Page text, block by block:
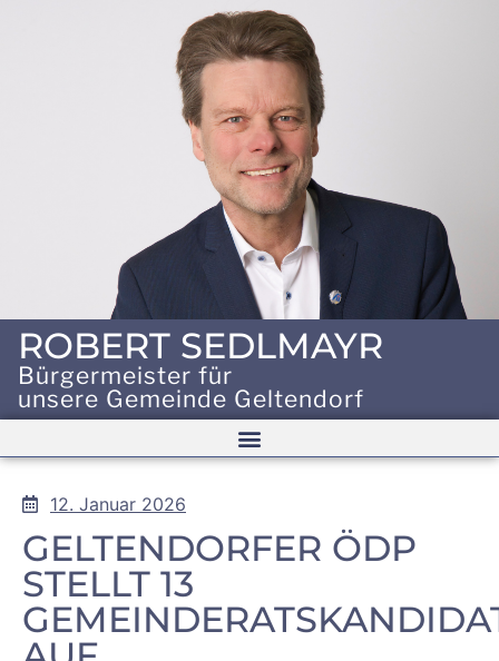
ROBERT SEDLMAYR
Bürgermeister für
unsere Gemeinde Geltendorf
12. Januar 2026
GELTENDORFER ÖDP
STELLT 13